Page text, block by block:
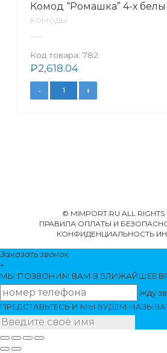
Комод “Ромашка” 4-х
КОМОДЫ
Код товара: 782
₽2,618.04
© MIMPORT.RU ALL RIGHTS
ПРАВИЛА ОПЛАТЫ И
КОНФИДЕНЦИАЛЬНОСТЬ
Заказать звонок
+
МЫ ПОЗВОНИМ ВАМ В БЛИЖАЙШЕЕ
Жду
ПРЕДСТАВЬТЕСЬ И МЫ БУДЕМ